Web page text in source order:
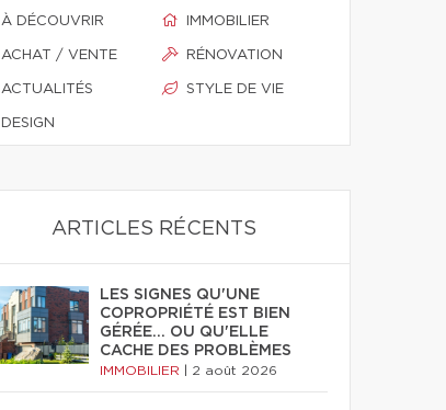
À DÉCOUVRIR
ACHAT / VENTE
ACTUALITÉS
DESIGN
IMMOBILIER
RÉNOVATION
STYLE DE VIE
ARTICLES RÉCENTS
LES SIGNES QU'UNE
COPROPRIÉTÉ EST BIEN
GÉRÉE… OU QU'ELLE
CACHE DES PROBLÈMES
IMMOBILIER 2 août 2026